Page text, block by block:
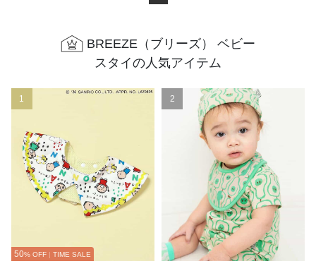
BREEZE（ブリーズ） ベビー
スタイの人気アイテム
1
50% OFF | TIME SALE
2